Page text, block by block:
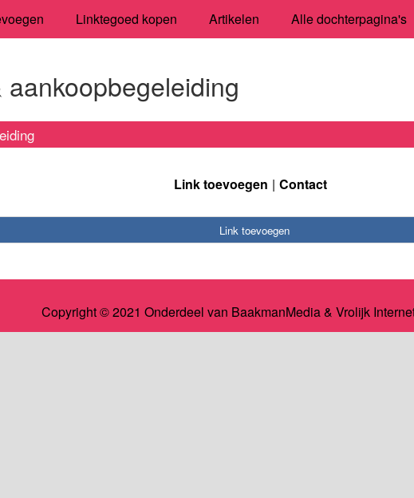
Linktegoed kopen Artikelen Alle dochterpagina's
Link toevoegen Contact
Link toevoegen
Copyright © 2021 Onderdeel van BaakmanMedia& Vrolijk